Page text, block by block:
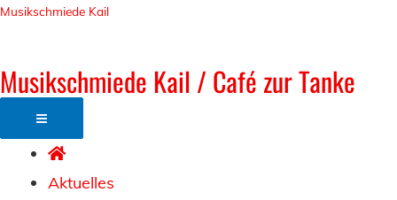
Zum
Musikschmiede Kail
Musikschmiede Kail / Café zur Tanke
Aktuelles